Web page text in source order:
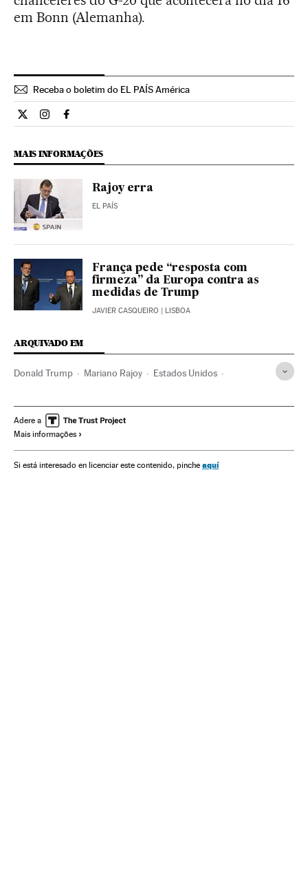
em Bonn (Alemanha).
Receba o boletim do EL PAÍS América
Internacional El País Brasil en Twitter
Internacional El País Brasil en Instagram
Internacional El País Brasil en Facebook
MAIS INFORMAÇÕES
Rajoy erra
EL PAÍS
França pede “resposta com
firmeza” da Europa contra as
medidas de Trump
JAVIER CASQUEIRO | LISBOA
ARQUIVADO EM
Donald Trump Mariano Rajoy Estados Unidos
Relações exteriores Rex Tillerson
Adere a
Mais informações
Si está interesado en licenciar este contenido, pinche aquí